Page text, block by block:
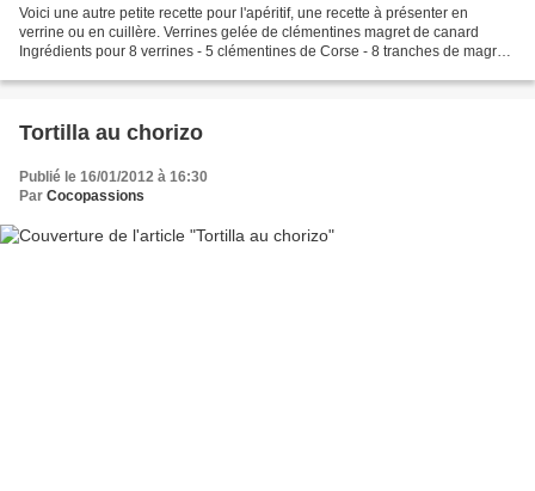
Voici une autre petite recette pour l'apéritif, une recette à présenter en
verrine ou en cuillère. Verrines gelée de clémentines magret de canard
Ingrédients pour 8 verrines - 5 clémentines de Corse - 8 tranches de magrets
Tortilla au chorizo
Publié le 16/01/2012 à 16:30
Par Cocopassions